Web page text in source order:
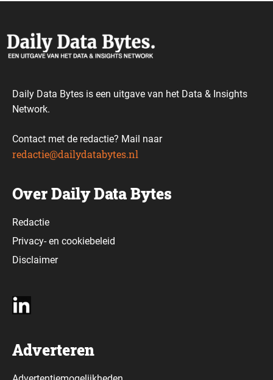
Daily Data Bytes is een uitgave van het Data & Insights
Network.
Contact met de redactie? Mail naar
redactie@dailydatabytes.nl
Over Daily Data Bytes
Redactie
Privacy-en cookiebeleid
Disclaimer
Adverteren